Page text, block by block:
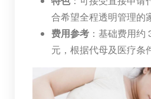
合希望全程透明管理的
费用参考：基础费用
元，根据代母及医疗条